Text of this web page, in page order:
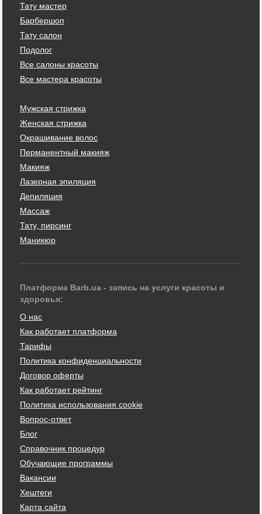
Тату мастер
Барбершоп
Тату салон
Подолог
Все салоны красоты
Все мастера красоты
Мужская стрижка
Женская стрижка
Окрашивание волос
Перманентный макияж
Макияж
Лазерная эпиляция
Депиляция
Массаж
Тату, пирсинг
Маникюр
Платформа Barb.ua - запись на услуги красоты и
здоровья:
О нас
Как работает платформа
Тарифы
Политика конфиденциальности
Договор оферты
Как работает рейтинг
Политика использования cookie
Вопрос-ответ
Блог
Справочник процедур
Обучающие программы
Вакансии
Хештеги
Карта сайта